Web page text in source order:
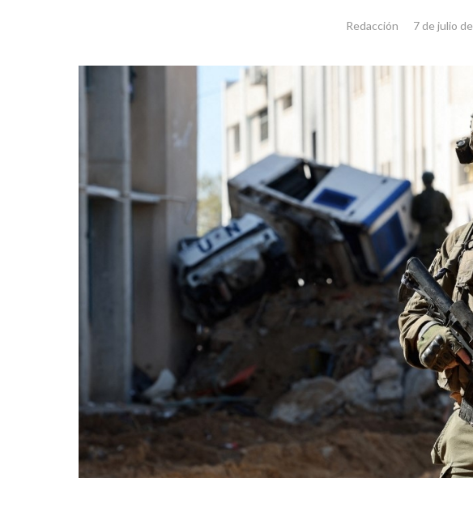
Redacción 7 de julio